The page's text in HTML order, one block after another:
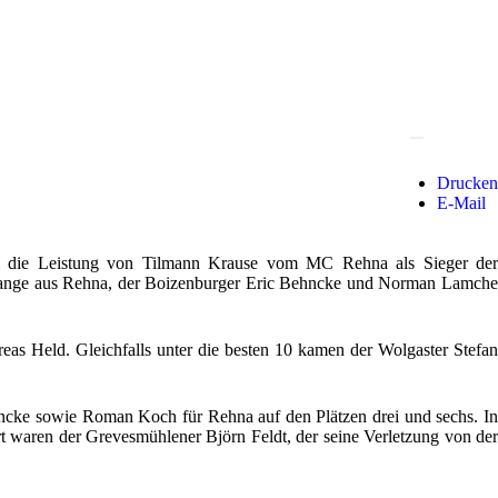
Drucken
E-Mail
die Leistung von Tilmann Krause vom MC Rehna als Sieger der
aus Rehna, der Boizenburger Eric Behncke und Norman Lamche
Held. Gleichfalls unter die besten 10 kamen der Wolgaster Stefan
sowie Roman Koch für Rehna auf den Plätzen drei und sechs. In
der Grevesmühlener Björn Feldt, der seine Verletzung von der